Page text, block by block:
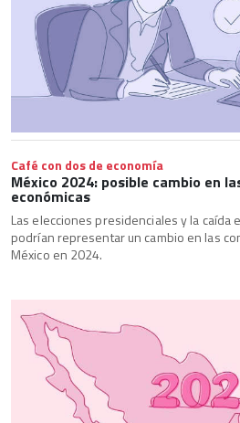
Café con dos de economía
México 2024: posible cambio en
económicas
Las elecciones presidenciales y la caída
podrían representar un cambio en las
México en 2024.